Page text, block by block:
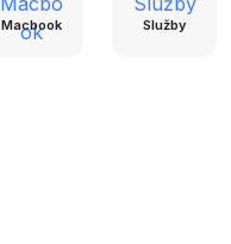
Macbook Služby